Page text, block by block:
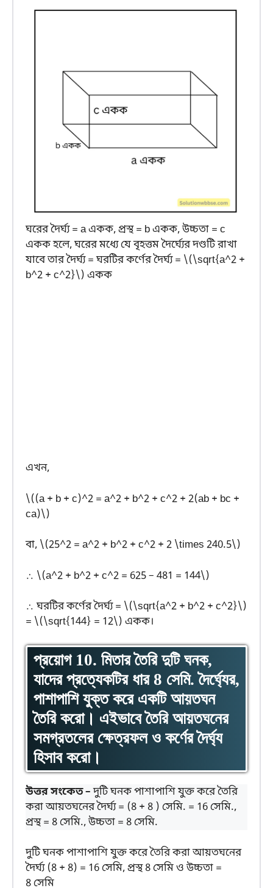
ঘরের দৈর্ঘ্য = a একক, প্রস্থ = b একক, উচ্চতা = c
একক হলে, ঘরের মধ্যে যে বৃহত্তম দৈর্ঘ্যের দণ্ডটি রাখা
যাবে তার দৈর্ঘ্য = ঘরটির কর্ণের দৈর্ঘ্য = \(\sqrt{a^2 +
b^2 + c^2}\) একক
এখন,
\((a + b + c)^2 = a^2 + b^2 + c^2 + 2(ab + bc +
ca)\)
বা, \(25^2 = a^2 + b^2 + c^2 + 2 \times 240.5\)
∴ \(a^2 + b^2 + c^2 = 625 – 481 = 144\)
∴ ঘরটির কর্ণের দৈর্ঘ্য = \(\sqrt{a^2 + b^2 + c^2}\)
= \(\sqrt{144} = 12\) একক।
প্রয়োগ 10. মিতার তৈরি দুটি ঘনক,
যাদের প্রত্যেকটির ধার 8 সেমি. দৈর্ঘ্যের,
পাশাপাশি যুক্ত করে একটি আয়তঘন
তৈরি করো। এইভাবে তৈরি আয়তঘনের
সমগ্রতলের ক্ষেত্রফল ও কর্ণের দৈর্ঘ্য
হিসাব করো।
উত্তর সংকেত –দুটি ঘনক পাশাপাশি যুক্ত করে তৈরি
করা আয়তঘনের দৈর্ঘ্য = (8 + 8 ) সেমি. = 16 সেমি.,
প্রস্থ = 8 সেমি., উচ্চতা = 8 সেমি.
দুটি ঘনক পাশাপাশি যুক্ত করে তৈরি করা আয়তঘনের
দৈর্ঘ্য (8 + 8) = 16 সেমি, প্রস্থ 8 সেমি ও উচ্চতা =
8 সেমি